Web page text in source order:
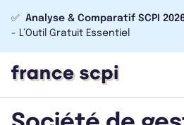
✅ Analyse & Comparatif SCPI
- L’Outil Gratuit Essentiel